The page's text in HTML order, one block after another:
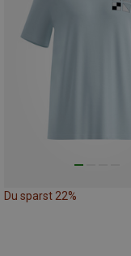
Du sparst 22%